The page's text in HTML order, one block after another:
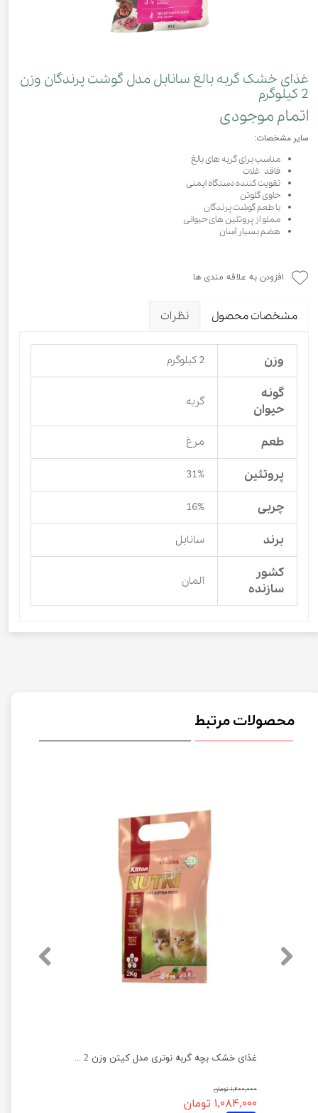
غذای خشک گربه بالغ سانابل مدل گوشت پرندگان وزن
2 کیلوگرم
اتمام موجودی
سایر مشخصات:
مناسب برای گربه های بالغ
فاقد غلات
تقویت کننده دستگاه ایمنی
حاوی گلوتن
با طعم گوشت پرندگان
مملو از پروتئین های حیوانی
هضم بسیار آسان
افزودن به علاقه مندی ها
مشخصات محصول نظرات
وزن 2 کیلوگرم
گونه
حیوان
گربه
طعم مرغ
پروتئین 31%
چربی 16%
برند سانابل
کشور
سازنده
آلمان
محصولات مرتبط
غذای خشک بچه گربه نوتری مدل کیتن وزن 2 کیلوگرم
۱,۲۰۰,۰۰۰ تومان
۱,۰۸۴,۰۰۰ تومان